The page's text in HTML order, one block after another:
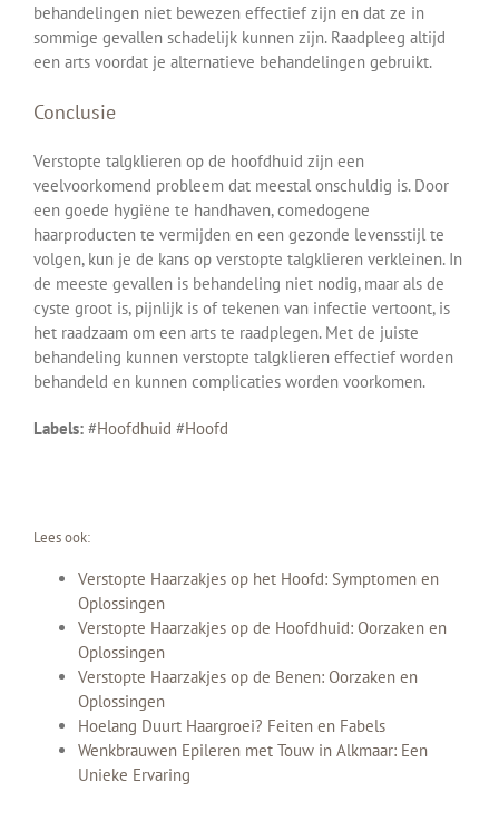
behandelingen niet bewezen effectief zijn en dat ze in
sommige gevallen schadelijk kunnen zijn. Raadpleeg altijd
een arts voordat je alternatieve behandelingen gebruikt.
Conclusie
Verstopte talgklieren op de hoofdhuid zijn een
veelvoorkomend probleem dat meestal onschuldig is. Door
een goede hygiëne te handhaven, comedogene
haarproducten te vermijden en een gezonde levensstijl te
volgen, kun je de kans op verstopte talgklieren verkleinen. In
de meeste gevallen is behandeling niet nodig, maar als de
cyste groot is, pijnlijk is of tekenen van infectie vertoont, is
het raadzaam om een arts te raadplegen. Met de juiste
behandeling kunnen verstopte talgklieren effectief worden
behandeld en kunnen complicaties worden voorkomen.
Labels: #Hoofdhuid #Hoofd
Lees ook:
Verstopte Haarzakjes op het Hoofd: Symptomen en
Oplossingen
Verstopte Haarzakjes op de Hoofdhuid: Oorzaken en
Oplossingen
Verstopte Haarzakjes op de Benen: Oorzaken en
Oplossingen
Hoelang Duurt Haargroei? Feiten en Fabels
Wenkbrauwen Epileren met Touw in Alkmaar: Een
Unieke Ervaring